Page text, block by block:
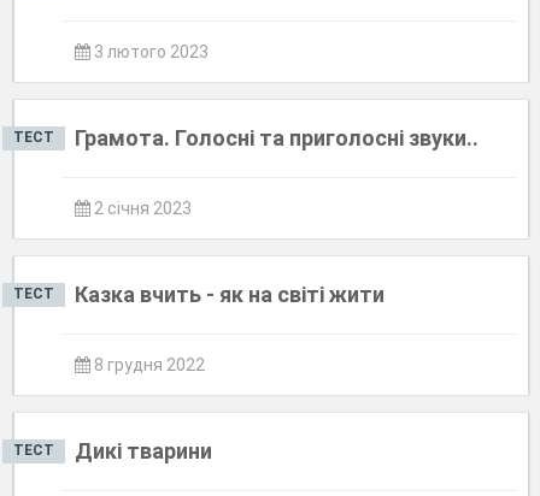
3 лютого 2023
ТЕСТ Грамота. Голосні та приголосні звуки..
2 січня 2023
ТЕСТ Казка вчить - як на світі жити
8 грудня 2022
ТЕСТ Дикі тварини